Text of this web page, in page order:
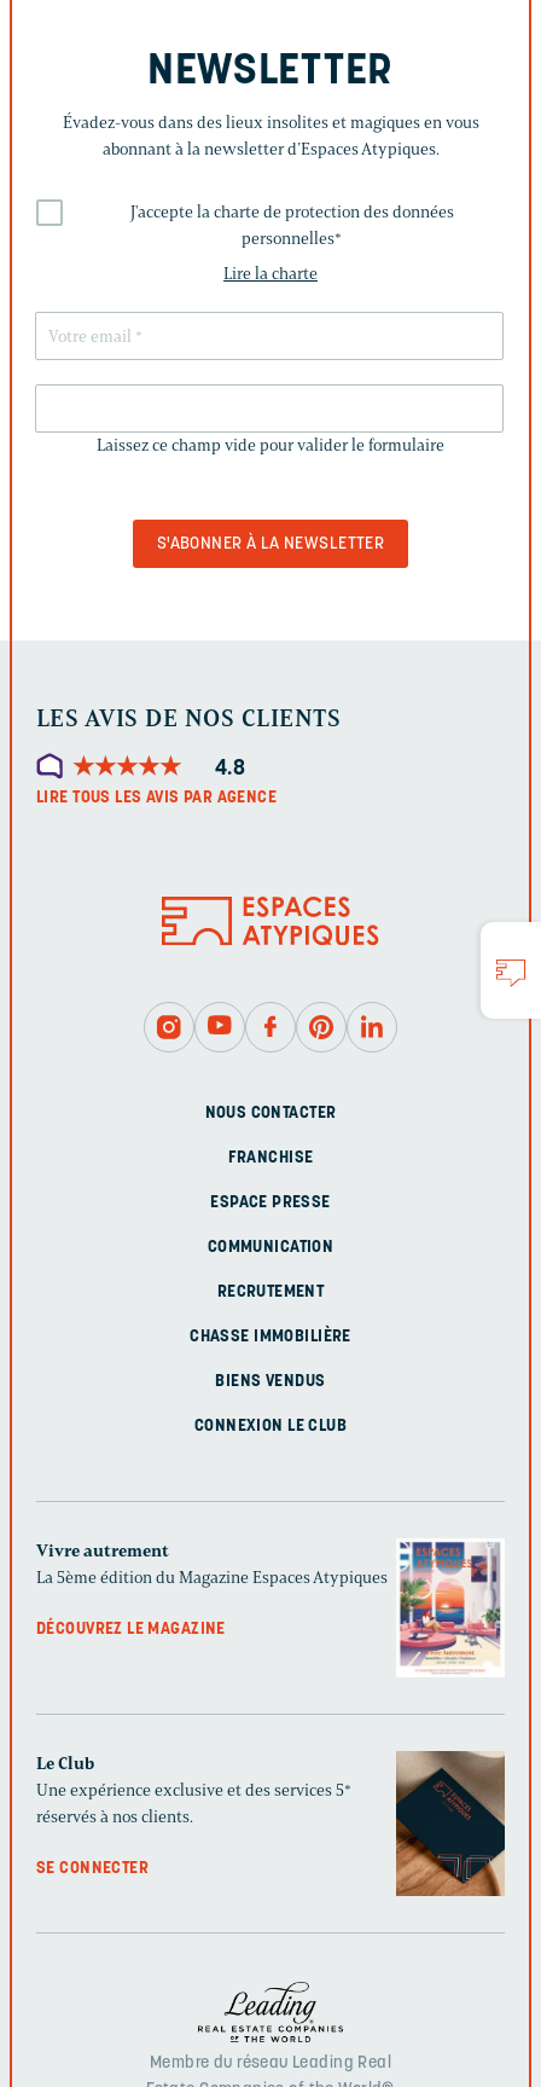
NEWSLETTER
Évadez-vous dans des lieux insolites et magiques en vous
abonnant à la newsletter d’Espaces Atypiques.
J'accepte la charte de protection des données
personnelles*
Lire la charte
CHAMP
Laissez ce champ vide pour valider le formulaire
LES AVIS DE NOS CLIENTS
★★★★★
★★★★★ 4.8
LIRE TOUS LES AVIS PAR AGENCE
NOUS CONTACTER
FRANCHISE
ESPACE PRESSE
COMMUNICATION
RECRUTEMENT
CHASSE IMMOBILIÈRE
BIENS VENDUS
CONNEXION LE CLUB
Vivre autrement
La 5ème édition du Magazine Espaces Atypiques
DÉCOUVREZ LE MAGAZINE
Le Club
Une expérience exclusive et des services 5*
réservés à nos clients.
SE CONNECTER
Membre du réseau Leading Real